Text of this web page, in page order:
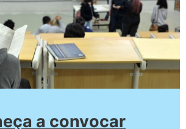
a convocar